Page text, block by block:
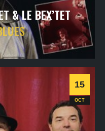
& LE BEX’TET
- SALLE 1
15
OCT